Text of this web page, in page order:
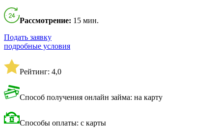
Рассмотрение: 15 мин.
Подать заявку
подробные условия
Рейтинг: 4,0
Способ получения онлайн займа: на карту
Способы оплаты: с карты